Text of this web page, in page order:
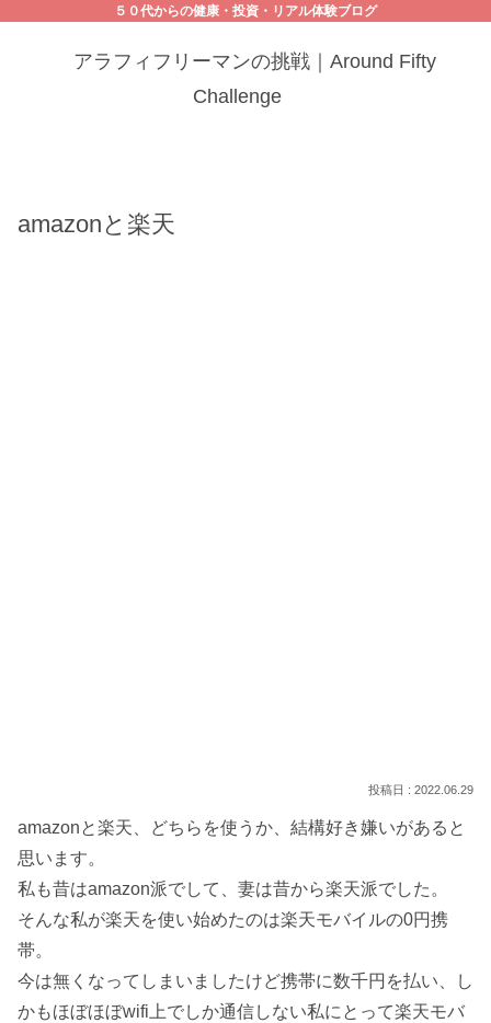
５０代からの健康・投資・リアル体験ブログ
アラフィフリーマンの挑戦｜Around Fifty
Challenge
amazonと楽天
2022.06.29
amazonと楽天、どちらを使うか、結構好き嫌いがあると
思います。
私も昔はamazon派でして、妻は昔から楽天派でした。
そんな私が楽天を使い始めたのは楽天モバイルの0円携
帯。
今は無くなってしまいましたけど携帯に数千円を払い、し
かもほぼほぼwifi上でしか通信しない私にとって楽天モバ